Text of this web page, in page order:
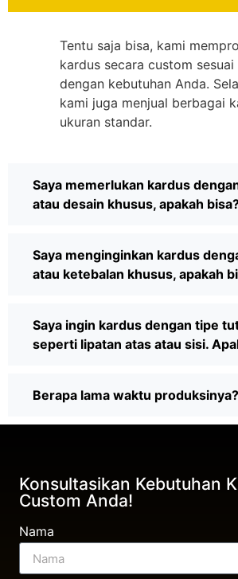
Tentu saja bisa, kami
kardus secara custom sesuai
dengan kebutuhan Anda.
kami juga menjual berbagai
ukuran standar.
Saya memerlukan kardus
atau desain khusus, apakah
Saya menginginkan kardus
atau ketebalan khusus, apakah
Saya ingin kardus dengan tipe
seperti lipatan atas atau sisi.
Berapa lama waktu produksinya?
Konsultasikan Kebutuhan
Custom Anda!
Nama